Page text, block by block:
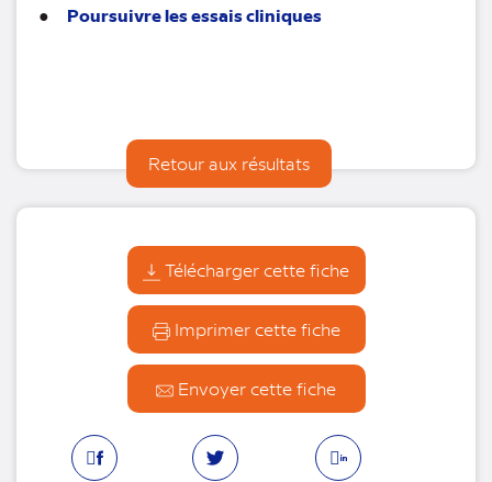
● Poursuivre les essais cliniques
Retour aux résultats
Télécharger cette fiche
Imprimer cette fiche
Envoyer cette fiche
Facebook Twitter Linkedin